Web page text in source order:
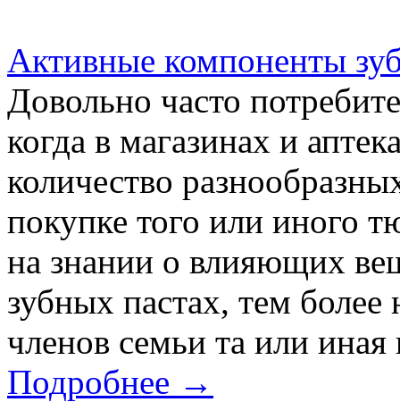
Активные компоненты
Довольно часто
когда в магазинах и
количество
покупке того или иного
на знании о влияющих
зубных пастах, тем более
членов семьи та или иная
Подробнее →